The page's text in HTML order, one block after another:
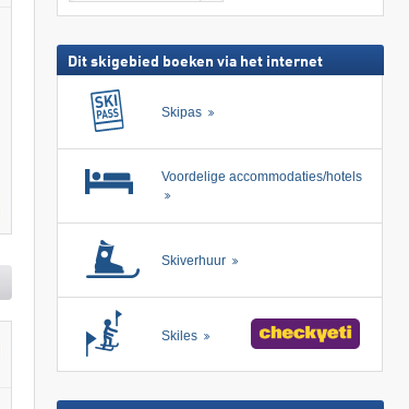
Dit skigebied boeken via het internet
Skipas
Voordelige accommodaties/hotels
Skiverhuur
Skiles